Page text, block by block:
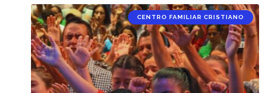
CENTRO FAMILIAR CRISTIANO